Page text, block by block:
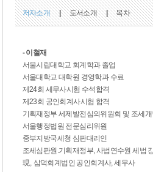
저자소개 | 도서소개 | 목차
- 이철재
서울시립대학교 회계학과 졸업
서울대학교 대학원 경영학과 수료
제24회 세무사시험 수석합격
제23회 공인회계사시험 합격
기획재정부 세제발전심의위원회 및 조세
서울행정법원 전문심리위원
중부지방국세청 심판대리인
조세심판원.기획재정부, 사법연수원 세법
現, 삼덕회계법인 공인회계사, 세무사